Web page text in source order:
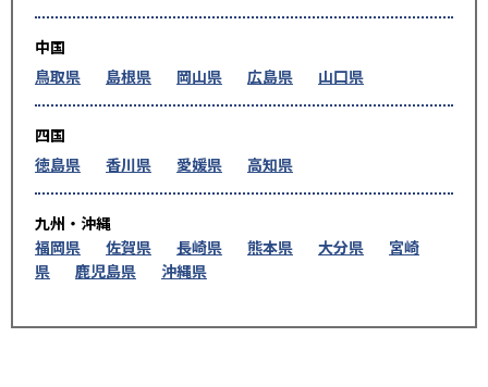
中国
鳥取県
島根県 岡山県 広島県 山口県
四国
徳島県
香川県 愛媛県 高知県
九州・沖縄
福岡県
佐賀県 長崎県 熊本県 大分県
宮崎
県
鹿児島県 沖縄県